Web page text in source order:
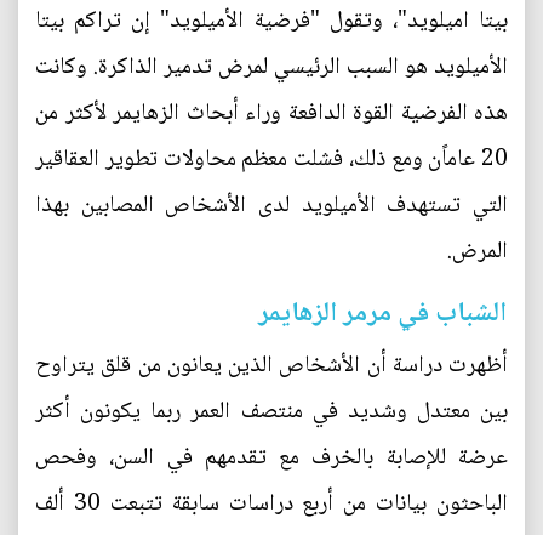
بيتا اميلويد"، وتقول "فرضية الأميلويد" إن تراكم بيتا
الأميلويد هو السبب الرئيسي لمرض تدمير الذاكرة. وكانت
هذه الفرضية القوة الدافعة وراء أبحاث الزهايمر لأكثر من
20 عاماًن ومع ذلك، فشلت معظم محاولات تطوير العقاقير
التي تستهدف الأميلويد لدى الأشخاص المصابين بهذا
المرض.
الشباب في مرمر الزهايمر
أظهرت دراسة أن الأشخاص الذين يعانون من قلق يتراوح
بين معتدل وشديد في منتصف العمر ربما يكونون أكثر
عرضة للإصابة بالخرف مع تقدمهم في السن، وفحص
الباحثون بيانات من أربع دراسات سابقة تتبعت 30 ألف